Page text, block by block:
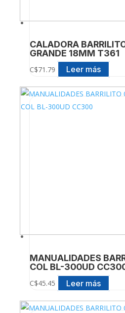
CALADORA
GRANDE 18MM T361
C$71.79 Leer más
MANUALIDADES
COL BL-300UD
C$45.45 Leer más